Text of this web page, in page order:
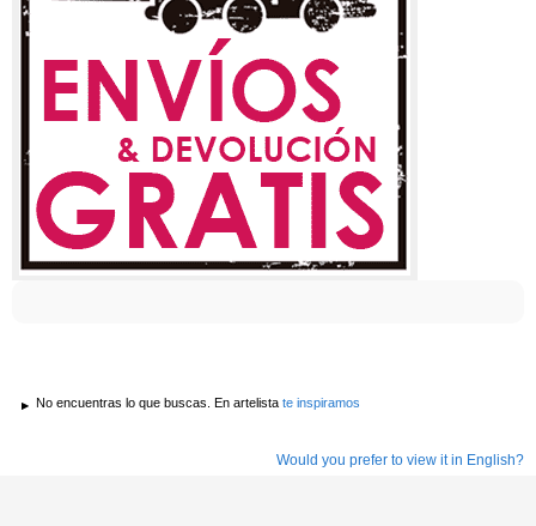
No encuentras lo que buscas. En artelista te inspiramos
Would you prefer to view it in English?